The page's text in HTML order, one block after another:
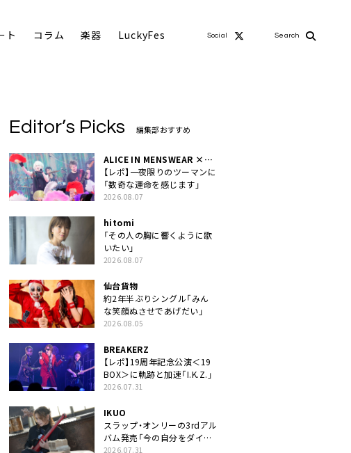
ト コラム 楽器 LuckyFes Social Search
Editor’s Picks 編集部おすすめ
ALICE IN MENSWEAR ×
MASCHERA
【レポ】一夜限りのツーマンに
「数奇な運命を感じます」
2026.08.07
hitomi
「その人の胸に響くように歌
いたい」
2026.08.07
仙台貨物
約2年半ぶりシングル「みん
な笑顔ぬさせであげだい」
2026.08.05
BREAKERZ
【レポ】19周年記念公演＜19
BOX＞に軌跡と加速「I.K.Z.」
2026.07.31
IKUO
スラップ・オンリーの3rdアル
バム発売「今の自分をダイレ
クトに」
2026.07.31